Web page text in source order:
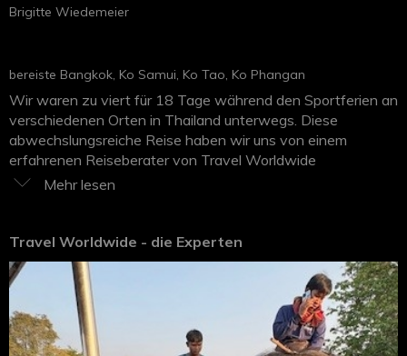
Brigitte Wiedemeier
bereiste Bangkok, Ko Samui, Ko Tao, Ko Phangan
Wir waren zu viert für 18 Tage während den Sportferien an
verschiedenen Orten in Thailand unterwegs. Diese
abwechslungsreiche Reise haben wir uns von einem
erfahrenen Reiseberater von Travel Worldwide
zusammengestellt. Wir starteten mit 3 Nächten in Bangkok
deutscher Reiseleitung. Dies war die beste Voraussetzung,
um später sich auf eigene Faust etwas besser zurecht zu
finden. Über Land und Leute sowie die Esskultur lernt man
einiges. kennen. Weiterflug nach Ko Samui. Dort
verbrachten wir 4 Nächte im Hotel New Star Resort an der
Chaweng Noi Beach. Sehr schöne Anlage mit tollen
Travel Worldwide - die Experten